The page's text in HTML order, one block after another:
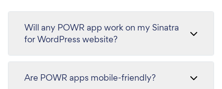
Will any POWR app work on my Sinatra
for WordPress website?
Are POWR apps mobile-friendly?